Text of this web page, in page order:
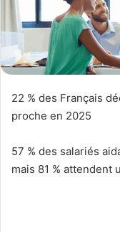
22 % des Français
proche en 2025
57 % des salariés
mais 81 % attendent